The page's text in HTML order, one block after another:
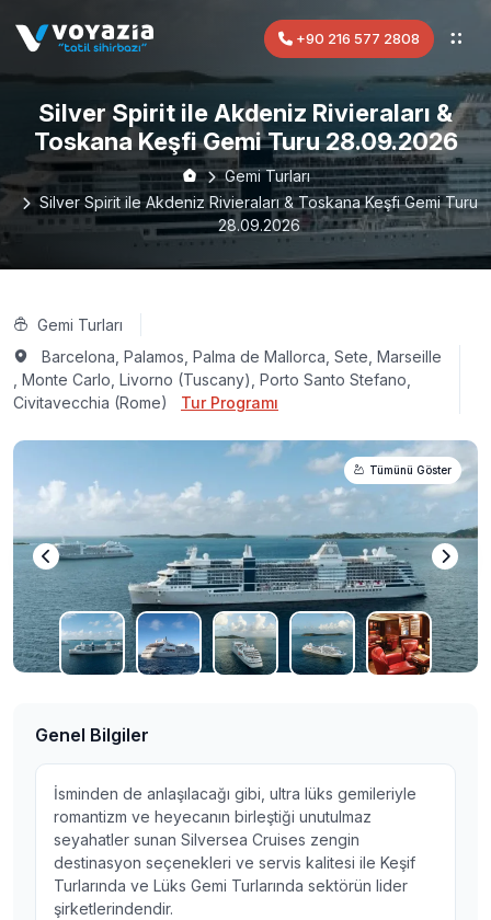
+90 216 577 2808
Silver Spirit ile Akdeniz Rivieraları &
Toskana Keşfi Gemi Turu 28.09.2026
Gemi Turları
Silver Spirit ile Akdeniz Rivieraları & Toskana Keşfi Gemi Turu
28.09.2026
Gemi Turları
Barcelona, Palamos, Palma de Mallorca, Sete, Marseille
, Monte Carlo, Livorno (Tuscany), Porto Santo Stefano,
Civitavecchia (Rome)
Tur Programı
Tümünü Göster
Genel Bilgiler
İsminden de anlaşılacağı gibi, ultra lüks gemileriyle
romantizm ve heyecanın birleştiği unutulmaz
seyahatler sunan Silversea Cruises zengin
destinasyon seçenekleri ve servis kalitesi ile Keşif
Turlarında ve Lüks Gemi Turlarında sektörün lider
şirketlerindendir.